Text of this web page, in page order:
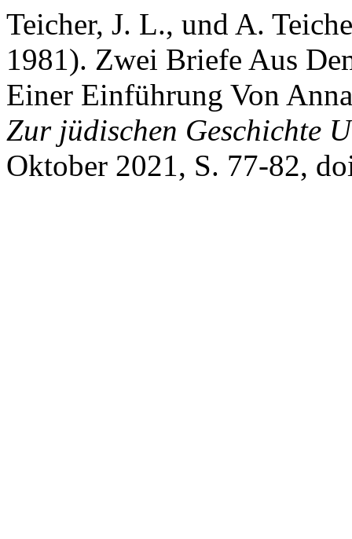
Teicher, J. L., und A.
1981). Zwei Briefe Aus
Einer Einführung Von
Zur jüdischen Geschichte
Oktober 2021, S. 77-82,